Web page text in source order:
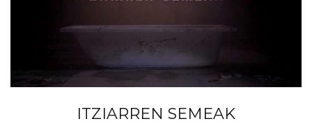
ITZIARREN SEMEAK